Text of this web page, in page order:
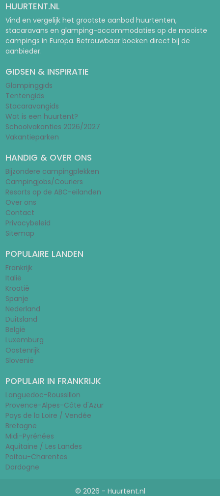
HUURTENT.NL
Vind en vergelijk het grootste aanbod huurtenten,
stacaravans en glamping-accommodaties op de mooiste
campings in Europa. Betrouwbaar boeken direct bij de
aanbieder.
GIDSEN & INSPIRATIE
Glampinggids
Tentengids
Stacaravangids
Wat is een huurtent?
Schoolvakanties 2026/2027
Vakantieparken
HANDIG & OVER ONS
Bijzondere campingplekken
Campingjobs/Couriers
Resorts op de ABC-eilanden
Over ons
Contact
Privacybeleid
Sitemap
POPULAIRE LANDEN
Frankrijk
Italië
Kroatië
Spanje
Nederland
Duitsland
België
Luxemburg
Oostenrijk
Slovenië
POPULAIR IN FRANKRIJK
Languedoc-Roussillon
Provence-Alpes-Côte d'Azur
Pays de la Loire / Vendée
Bretagne
Midi-Pyrénées
Aquitaine / Les Landes
Poitou-Charentes
Dordogne
© 2026 - Huurtent.nl